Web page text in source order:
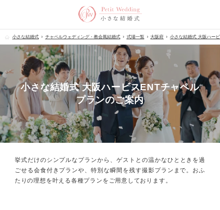
小さな結婚式 チャペルウェディング・教会風結婚式 式場一覧 大阪府 小さな結婚式 大阪ハー
小さな結婚式 大阪ハービスENTチャペル
プランのご案内
挙式だけのシンプルなプランから、ゲストとの温かなひとときを過
ごせる会食付きプランや、特別な瞬間を残す撮影プランまで。 おふ
たりの理想を叶える各種プランをご用意しております。